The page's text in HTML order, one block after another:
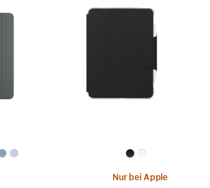
Nur bei Apple